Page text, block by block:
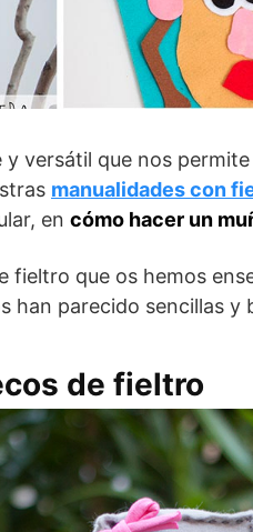
y versátil que nos
manualidades con
en cómo hacer un
fieltro que os hemos
han parecido sencillas y
de fieltro